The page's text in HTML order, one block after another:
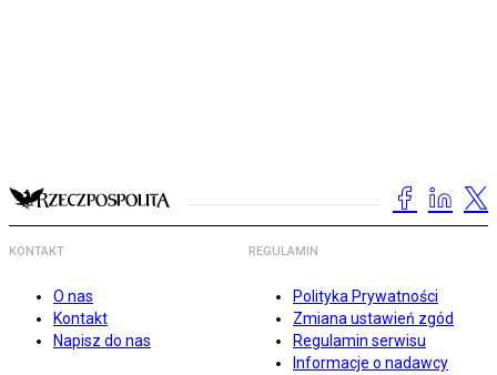
KONTAKT
O nas
Kontakt
Napisz do nas
REGULAMIN
Polityka Prywatności
Zmiana ustawień zgód
Regulamin serwisu
Informacje o nadawcy